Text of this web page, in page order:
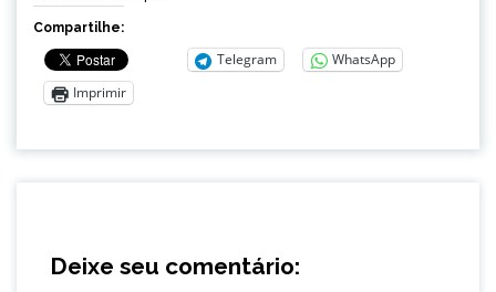
Compartilhe:
Telegram
WhatsApp
Imprimir
Deixe seu comentário: